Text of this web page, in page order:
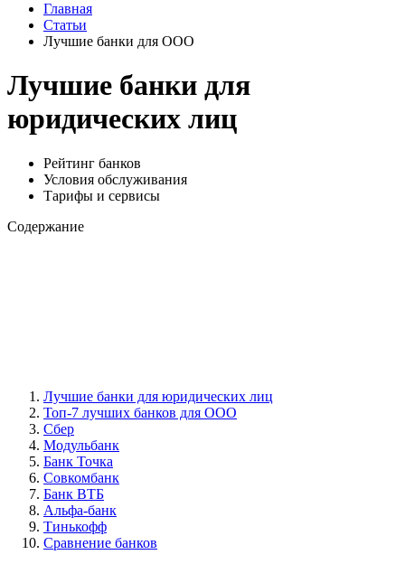
Главная
Статьи
Лучшие банки для ООО
Лучшие банки для
юридических лиц
Рейтинг банков
Условия обслуживания
Тарифы и сервисы
Содержание
Лучшие банки для юридических лиц
Топ-7 лучших банков для ООО
Сбер
Модульбанк
Банк Точка
Совкомбанк
Банк ВТБ
Альфа-банк
Тинькофф
Сравнение банков